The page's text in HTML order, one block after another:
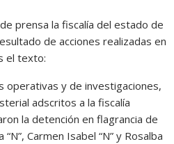
prensa la fiscalía del estado de
de acciones realizadas en
el texto:
operativas y de investigaciones,
adscritos a la fiscalía
la detención en flagrancia de
“N”, Carmen Isabel “N” y Rosalba